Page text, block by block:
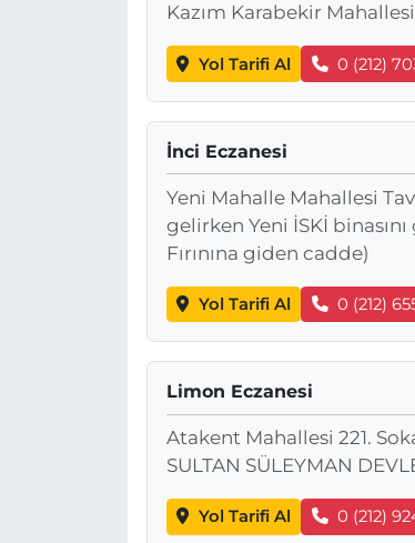
Kazım Karabekir
Yol Tarifi Al 0 (212)
İnci Eczanesi
Yeni Mahalle Mahallesi
gelirken Yeni İSKİ
Fırınına giden cadde)
Yol Tarifi Al 0 (212)
Limon Eczanesi
Atakent Mahallesi 221.
SULTAN SÜLEYMAN
Yol Tarifi Al 0 (212)